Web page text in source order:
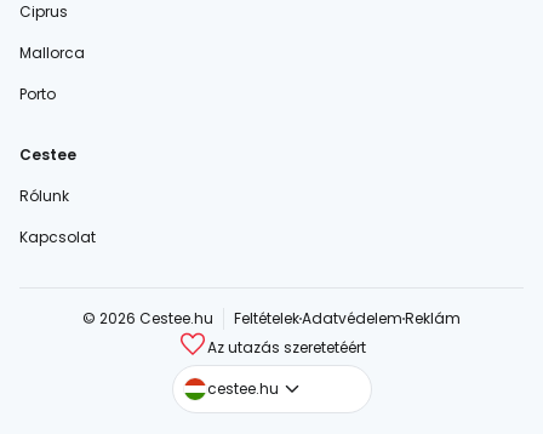
Ciprus
Mallorca
Porto
Cestee
Rólunk
Kapcsolat
© 2026 Cestee.hu FeltételekAdatvédelemReklám
Az utazás szeretetéért
cestee.hu
cestee.com
cestee.sk